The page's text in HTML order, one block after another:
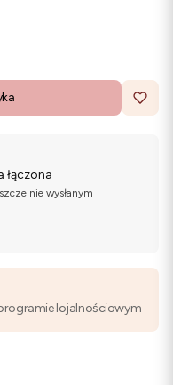
łączona
nie wysłanym
lojalnościowym